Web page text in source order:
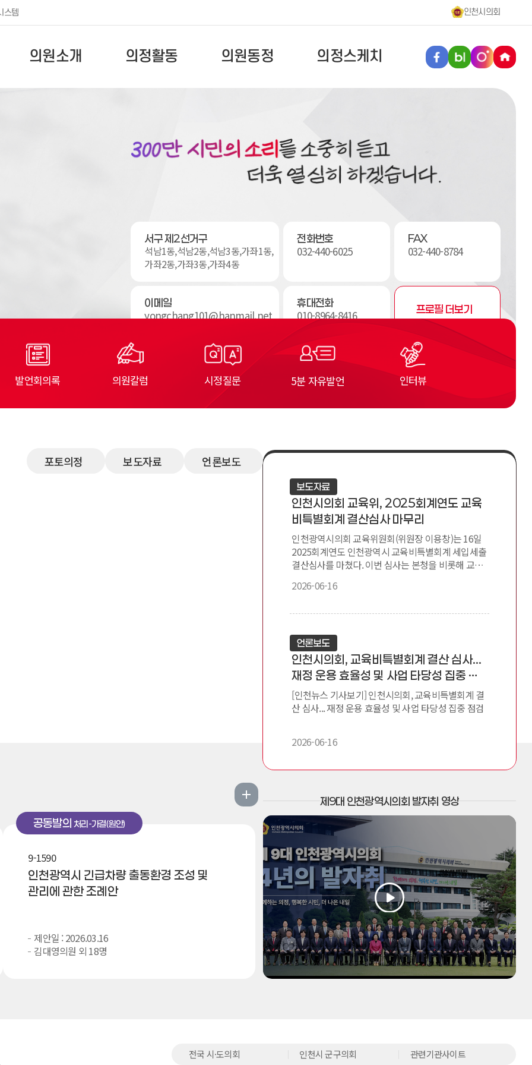
스템 인천시의회
의원소개 의정활동 의원동정 의정스케치
서구 제2선거구
석남1동,석남2동,석남3동,가좌1동,
가좌2동,가좌3동,가좌4동
전화번호
032-440-6025
FAX
032-440-8784
이메일
yongchang101@hanmail.net
휴대전화
010-8964-8416 프로필 더보기
발언회의록 의원칼럼 시정질문 5분 자유발언 인터뷰
포토의정 보도자료 언론보도
보도자료
인천시의회 교육위, 2025회계연도 교육
비특별회계 결산심사 마무리
인천광역시의회 교육위원회(위원장 이용창)는 16일
2025회계연도 인천광역시 교육비특별회계 세입세출
결산심사를 마쳤다. 이번 심사는 본청을 비롯해 교
2026-06-16
언론보도
인천시의회, 교육비특별회계 결산 심사...
재정 운용 효율성 및 사업 타당성 집중 점
검
[인천뉴스 기사보기] 인천시의회, 교육비특별회계 결
산 심사... 재정 운용 효율성 및 사업 타당성 집중 점검
2026-06-16
공동발의처리-가결(원안)
9-1590
인천광역시 긴급차량 출동환경 조성 및
관리에 관한 조례안
제안일 : 2026.03.16
김대영의원 외 18명
제9대 인천광역시의회 발자취 영상
전국 시·도의회 인천시 군구의회 관련기관사이트